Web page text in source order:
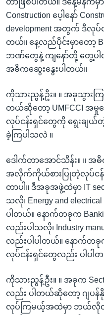
Construction ပေ့ါနော်
development အတွက် ဒီလုပ်
တယ်။ နေ့လည်ပိုင်းမှာတော့
ဘဏ်တွေနဲ့ ကျနော်တို့ တွေ့ပါတ
အဓိကဆွေးနွေးပါတယ်။
ကိုသားညွန့်ဦး။ ။ အခုသွားက
တယ်ဆိုတော့ UMFCCI အမှုဆေ
လုပ်ငန်းရှင်တွေကို ရွေးချယ်တဲ့
ခဲ့ကြပါသလဲ ။
ဒေါက်တာအောင်သိန်း။ ။ အ
အလိုက်ကိုယ်စားပြုတဲ့လုပ်ငန်
တာပါ။ ဒီအခုအဖွဲ့ထဲမှာ IT
သလို၊ Energy and
ပါတယ်။ နောက်တခုက
လည်းပါသလို၊ Industry
လည်းပါပါတယ်။ နောက်တ
လုပ်ငန်းရှင်တွေလည်း ပါပါ
ကိုသားညွန့်ဦး။ ။ အခုက
လည်း ပါတယ်ဆိုတော့ ဂျပန်နိုင်ငံ
လုပ်ကြမယ့်အထဲမှာ ဘယ်လိုလုပ်